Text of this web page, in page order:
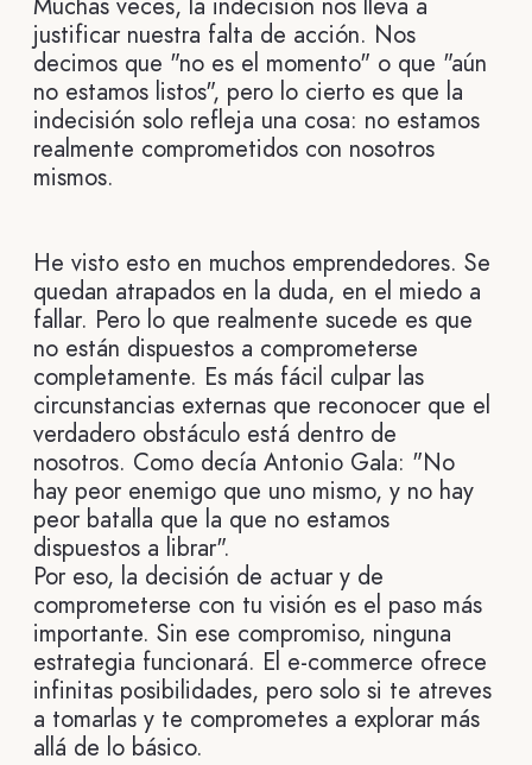
justificar nuestra falta de acción. Nos
decimos que "no es el momento" o que "aún
no estamos listos", pero lo cierto es que la
indecisión solo refleja una cosa: no estamos
realmente comprometidos con nosotros
mismos.
He visto esto en muchos emprendedores. Se
quedan atrapados en la duda, en el miedo a
fallar. Pero lo que realmente sucede es que
no están dispuestos a comprometerse
completamente. Es más fácil culpar las
circunstancias externas que reconocer que el
verdadero obstáculo está dentro de
nosotros. Como decía Antonio Gala: "No
hay peor enemigo que uno mismo, y no hay
peor batalla que la que no estamos
dispuestos a librar".
Por eso, la decisión de actuar y de
comprometerse con tu visión es el paso más
importante. Sin ese compromiso, ninguna
estrategia funcionará. El e-commerce ofrece
infinitas posibilidades, pero solo si te atreves
a tomarlas y te comprometes a explorar más
allá de lo básico.